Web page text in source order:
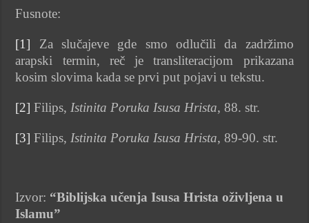
Fusnote:
[1] Za slučajeve gde smo odlučili da zadržimo
arapski termin, reč je transliteracijom prikazana
kosim slovima kada se prvi put pojavi u tekstu.
[2] Filips, Istinita Poruka Isusa Hrista, 88. str.
[3] Filips, Istinita Poruka Isusa Hrista, 89-90. str.
Izvor: “Biblijska učenja Isusa Hrista oživljena u
Islamu”